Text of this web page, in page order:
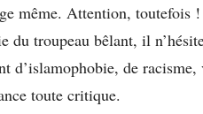
même. Attention, toutefois
du troupeau bêlant, il
d’islamophobie, de
toute critique.